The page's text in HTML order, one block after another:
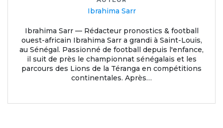
Ibrahima Sarr
Ibrahima Sarr — Rédacteur pronostics & football
ouest-africain Ibrahima Sarr a grandi à Saint-Louis,
au Sénégal. Passionné de football depuis l'enfance,
il suit de près le championnat sénégalais et les
parcours des Lions de la Téranga en compétitions
continentales. Après…